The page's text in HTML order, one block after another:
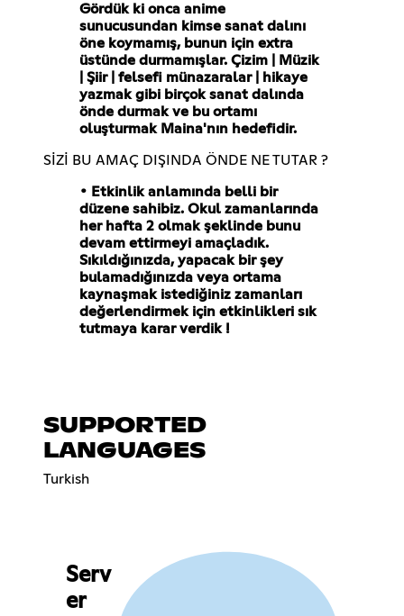
Gördük ki onca anime
sunucusundan kimse sanat dalını
öne koymamış, bunun için extra
üstünde durmamışlar. Çizim | Müzik
| Şiir | felsefi münazaralar | hikaye
yazmak gibi birçok sanat dalında
önde durmak ve bu ortamı
oluşturmak Maina'nın hedefidir.
SİZİ BU AMAÇ DIŞINDA ÖNDE NE TUTAR ?
• Etkinlik anlamında belli bir
düzene sahibiz. Okul zamanlarında
her hafta 2 olmak şeklinde bunu
devam ettirmeyi amaçladık.
Sıkıldığınızda, yapacak bir şey
bulamadığınızda veya ortama
kaynaşmak istediğiniz zamanları
değerlendirmek için etkinlikleri sık
tutmaya karar verdik !
SUPPORTED
LANGUAGES
Turkish
Serv
er